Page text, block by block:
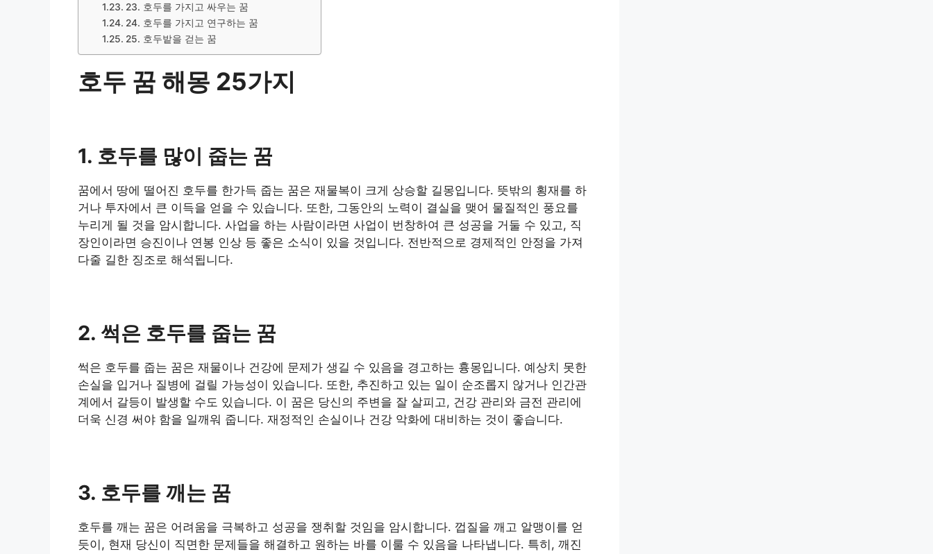
23. 호두를 가지고 싸우는 꿈
24. 호두를 가지고 연구하는 꿈
25. 호두밭을 걷는 꿈
호두 꿈 해몽 25가지
1. 호두를 많이 줍는 꿈
​꿈에서 땅에 떨어진 호두를 한가득 줍는 꿈은 재물복이 크게 상승할 길몽입니다. 뜻밖의 횡재를 하
거나 투자에서 큰 이득을 얻을 수 있습니다. 또한, 그동안의 노력이 결실을 맺어 물질적인 풍요를
누리게 될 것을 암시합니다. 사업을 하는 사람이라면 사업이 번창하여 큰 성공을 거둘 수 있고, 직
장인이라면 승진이나 연봉 인상 등 좋은 소식이 있을 것입니다. 전반적으로 경제적인 안정을 가져
다줄 길한 징조로 해석됩니다.
2. 썩은 호두를 줍는 꿈
​썩은 호두를 줍는 꿈은 재물이나 건강에 문제가 생길 수 있음을 경고하는 흉몽입니다. 예상치 못한
손실을 입거나 질병에 걸릴 가능성이 있습니다. 또한, 추진하고 있는 일이 순조롭지 않거나 인간관
계에서 갈등이 발생할 수도 있습니다. 이 꿈은 당신의 주변을 잘 살피고, 건강 관리와 금전 관리에
더욱 신경 써야 함을 일깨워 줍니다. 재정적인 손실이나 건강 악화에 대비하는 것이 좋습니다.
3. 호두를 깨는 꿈
​호두를 깨는 꿈은 어려움을 극복하고 성공을 쟁취할 것임을 암시합니다. 껍질을 깨고 알맹이를 얻
듯이, 현재 당신이 직면한 문제들을 해결하고 원하는 바를 이룰 수 있음을 나타냅니다. 특히, 깨진